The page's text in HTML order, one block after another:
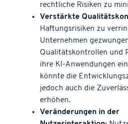
rechtliche Risiken zu
Verstärkte
Haftungsrisiken zu
Unternehmen
Qualitätskontrollen und
ihre KI-Anwendungen
könnte die
jedoch auch die
erhöhen.
Veränderungen in der